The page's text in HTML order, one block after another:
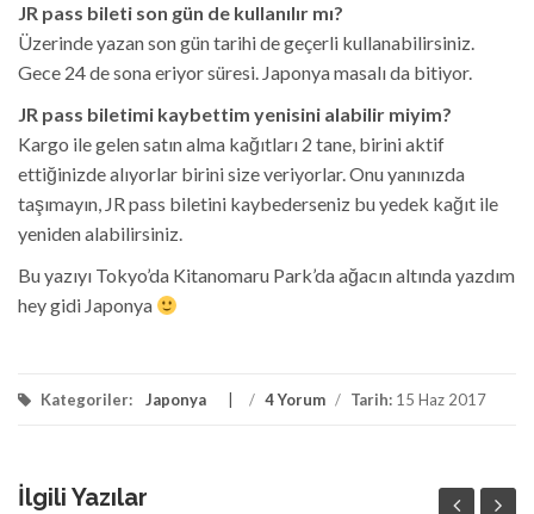
JR pass bileti son gün de kullanılır mı?
Üzerinde yazan son gün tarihi de geçerli kullanabilirsiniz.
Gece 24 de sona eriyor süresi. Japonya masalı da bitiyor.
JR pass biletimi kaybettim yenisini alabilir miyim?
Kargo ile gelen satın alma kağıtları 2 tane, birini aktif
ettiğinizde alıyorlar birini size veriyorlar. Onu yanınızda
taşımayın, JR pass biletini kaybederseniz bu yedek kağıt ile
yeniden alabilirsiniz.
Bu yazıyı Tokyo’da Kitanomaru Park’da ağacın altında yazdım
hey gidi Japonya
Kategoriler: Japonya / 4 Yorum / Tarih: 15 Haz 2017
İlgili Yazılar